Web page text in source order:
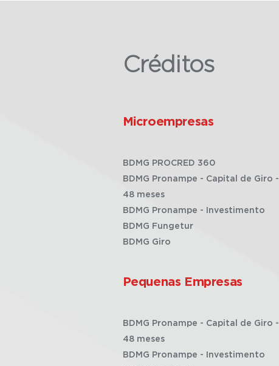
Créditos
Microempresas
BDMG PROCRED 360
BDMG Pronampe - Capital de Giro -
48 meses
BDMG Pronampe - Investimento
BDMG Fungetur
BDMG Giro
Pequenas Empresas
BDMG Pronampe - Capital de Giro -
48 meses
BDMG Pronampe - Investimento